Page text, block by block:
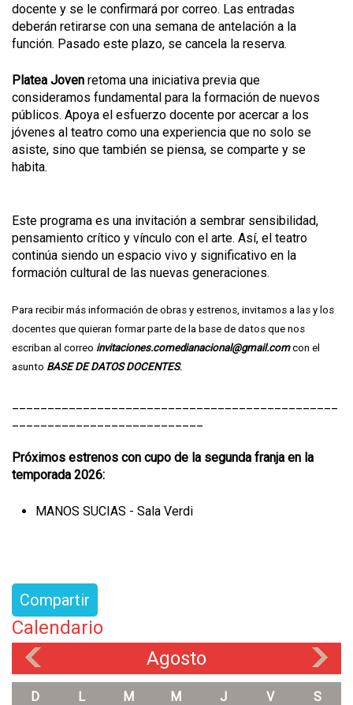
docente y se le confirmará por correo. Las entradas
deberán retirarse con una semana de antelación a la
función. Pasado este plazo, se cancela la reserva.
Platea Joven retoma una iniciativa previa que
consideramos fundamental para la formación de nuevos
públicos. Apoya el esfuerzo docente por acercar a los
jóvenes al teatro como una experiencia que no solo se
asiste, sino que también se piensa, se comparte y se
habita.
Este programa es una invitación a sembrar sensibilidad,
pensamiento crítico y vínculo con el arte. Así, el teatro
continúa siendo un espacio vivo y significativo en la
formación cultural de las nuevas generaciones.
Para recibir más información de obras y estrenos, invitamos a las y los
docentes que quieran formar parte de la base de datos que nos
escriban al correo invitaciones.comedianacional@gmail.comcon el
asunto BASE DE DATOS DOCENTES.
Próximos estrenos con cupo de la segunda franja en la
temporada 2026:
MANOS SUCIAS - Sala Verdi
Compartir
Calendario
Agosto
D L M M J V S